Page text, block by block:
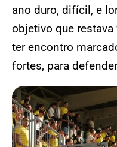
ano duro, difícil, e
objetivo que
ter encontro
fortes, para